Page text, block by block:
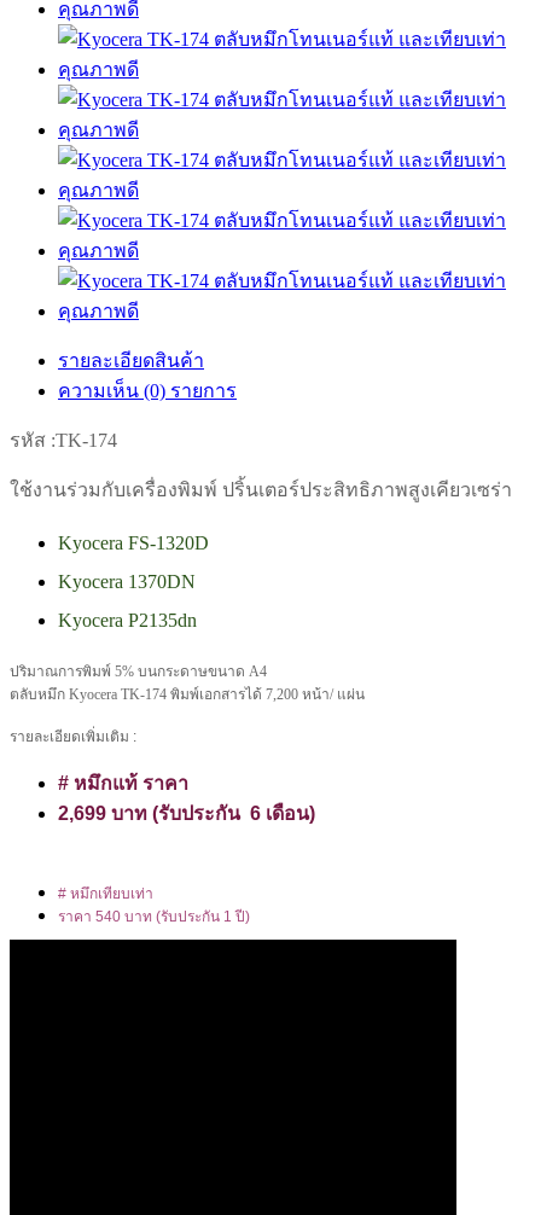
รายละเอียดสินค้า
ความเห็น (0) รายการ
รหัส :TK-174
ใช้งานร่วมกับเครื่องพิมพ์ ปริ้นเตอร์ประสิทธิภาพสูงเคียวเซร่า
Kyocera FS-1320D
Kyocera 1370DN
Kyocera P2135dn
ปริมาณการพิมพ์ 5% บนกระดาษขนาด A4
ตลับหมึก Kyocera TK-174 พิมพ์เอกสารได้ 7,200 หน้า/ แผ่น
รายละเอียดเพิ่มเติม :
# หมึกแท้ ราคา
2,699 บาท (รับประกัน 6 เดือน)
# หมึกเทียบเท่า
ราคา 540 บาท (รับประกัน 1 ปี)